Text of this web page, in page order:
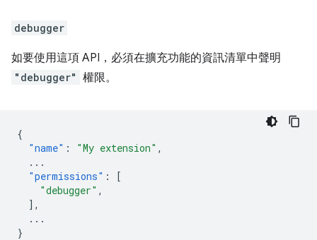
debugger
如要使用這項 API，必須在擴充功能的資訊清單中聲明
"debugger" 權限。
{
"name" : "My extension" ,
...
"permissions" :
[
"debugger" ,
],
...
}